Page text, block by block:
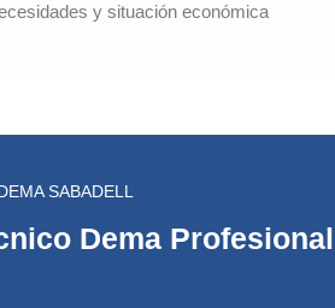
y situación económica
SABADELL
Dema Profesional